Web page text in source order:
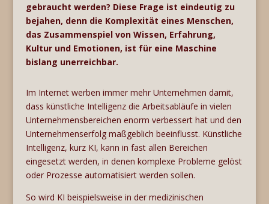
gebraucht werden? Diese Frage ist eindeutig zu
bejahen, denn die Komplexität eines Menschen,
das Zusammenspiel von Wissen, Erfahrung,
Kultur und Emotionen, ist für eine Maschine
bislang unerreichbar.
Im Internet werben immer mehr Unternehmen damit,
dass künstliche Intelligenz die Arbeitsabläufe in vielen
Unternehmensbereichen enorm verbessert hat und den
Unternehmenserfolg maßgeblich beeinflusst. Künstliche
Intelligenz, kurz KI, kann in fast allen Bereichen
eingesetzt werden, in denen komplexe Probleme gelöst
oder Prozesse automatisiert werden sollen.
So wird KI beispielsweise in der medizinischen